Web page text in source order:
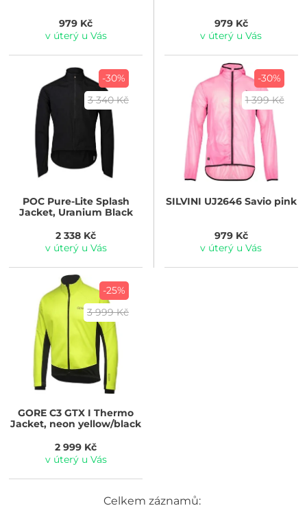
979 Kč
v úterý u Vás
979 Kč
v úterý u Vás
-30%
3 340 Kč
POCPure-Lite Splash
Jacket, Uranium Black
2 338 Kč
v úterý u Vás
-30%
1 399 Kč
SILVINI UJ2646 Savio pink
979 Kč
v úterý u Vás
-25%
3 999 Kč
GORE C3 GTX I Thermo
Jacket, neon yellow/black
2 999 Kč
v úterý u Vás
Celkem záznamů: